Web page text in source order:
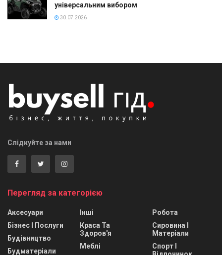
універсальним вибором
30.07.2026
Слідкуйте за нами
Перегляд за категорією
Аксесуари
Бізнес І Послуги
Будівництво
Будматеріали
Інші
Краса Та
Здоров'я
Меблі
Робота
Сировина І
Матеріали
Спорт І